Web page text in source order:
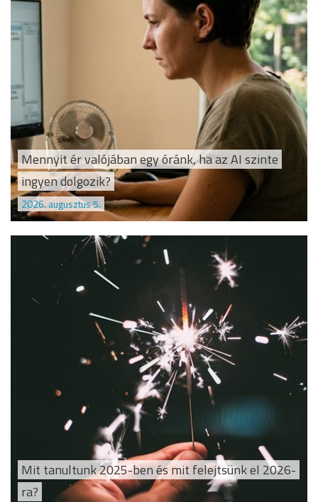
Mennyit ér valójában egy óránk, ha az AI szinte
ingyen dolgozik?
2026. augusztus 5.
Mit tanultunk 2025-ben és mit felejtsünk el 2026-
ra?